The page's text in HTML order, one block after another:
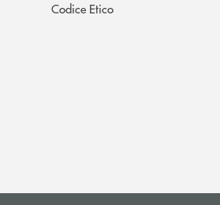
Codice Etico